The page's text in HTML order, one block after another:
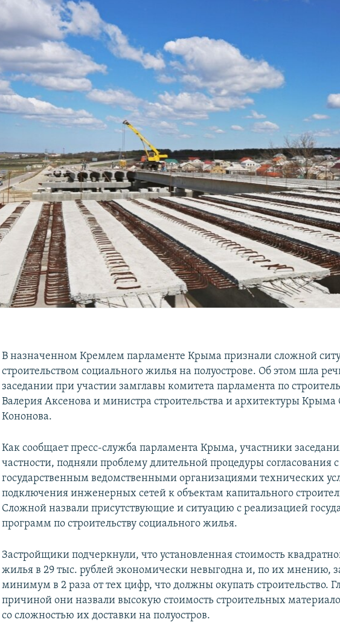
В назначенном Кремлем парламенте Крыма признали сложной
строительством социального жилья на полуострове. Об этом шла
заседании при участии замглавы комитета парламента по
Валерия Аксенова и министра строительства и архитектуры Крыма
Кононова.
Как сообщает пресс-служба парламента Крыма, участники
частности, подняли проблему длительной процедуры согласования с
государственным ведомственными организациями технических
подключения инженерных сетей к объектам капитального
Сложной назвали присутствующие и ситуацию с реализацией
программ по строительству социального жилья.
Застройщики подчеркнули, что установленная стоимость
жилья в 29 тыс. рублей экономически невыгодна и, по их мнению,
минимум в 2 раза от тех цифр, что должны окупать строительство.
причиной они назвали высокую стоимость строительных
со сложностью их доставки на полуостров.